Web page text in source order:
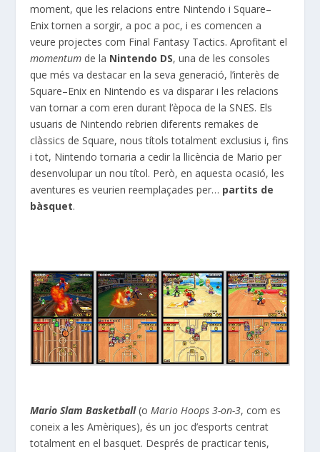
moment, que les relacions entre Nintendo iSquare–
Enixtornen a sorgir, a poc a poc, i es comencen a
veure projectes com Final Fantasy Tactics. Aprofitant el
momentum de la Nintendo DS, una de les consoles
que més va destacar en la seva generació, l’interès de
Square–Enix en Nintendo es va disparar i les relacions
van tornar a com eren durant l’època de laSNES. Els
usuaris de Nintendo rebrien diferents remakes de
clàssics deSquare, nous títols totalment exclusius i, fins
i tot, Nintendo tornaria a cedir la llicència de Mario per
desenvolupar un nou títol. Però, en aquesta ocasió, les
aventures es veurien reemplaçades per… partits de
bàsquet.
Mario Slam Basketball (oMario Hoops 3-on-3, com es
coneix a les Amèriques), és un joc d’esports centrat
totalment en el basquet. Després de practicar tenis,